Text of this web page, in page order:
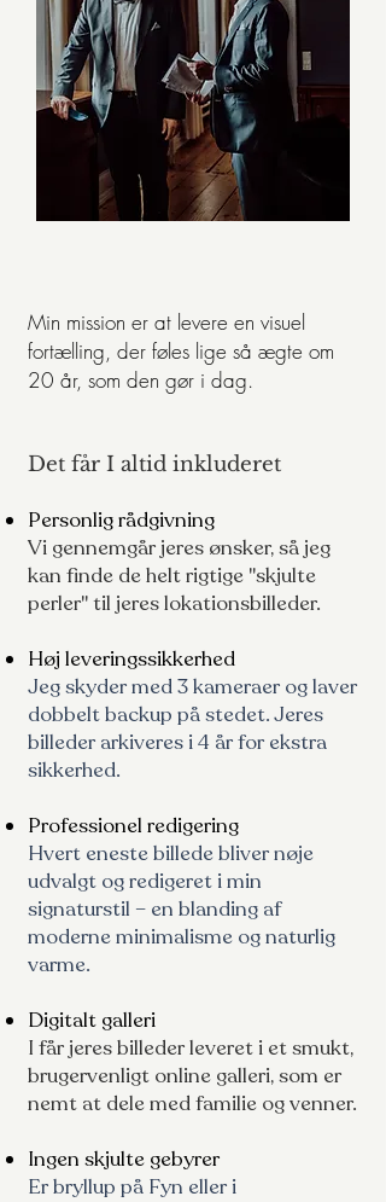
Min mission er at levere en visuel
fortælling, der føles lige så ægte om
20 år, som den gør i dag.
Det får I altid inkluderet
Personlig rådgivning
Vi gennemgår jeres ønsker, så jeg
kan finde de helt rigtige "skjulte
perler" til jeres lokationsbilleder.
Høj leveringssikkerhed
Jeg skyder med 3 kameraer og laver
dobbelt backup på stedet. Jeres
billeder arkiveres i 4 år for ekstra
sikkerhed.
Professionel redigering
Hvert eneste billede bliver nøje
udvalgt og redigeret i min
signaturstil – en blanding af
moderne minimalisme og naturlig
varme.
Digitalt galleri
I får jeres billeder leveret i et smukt,
brugervenligt online galleri, som er
nemt at dele med familie og venner.
Ingen skjulte gebyrer
Er bryllup på Fyn eller i